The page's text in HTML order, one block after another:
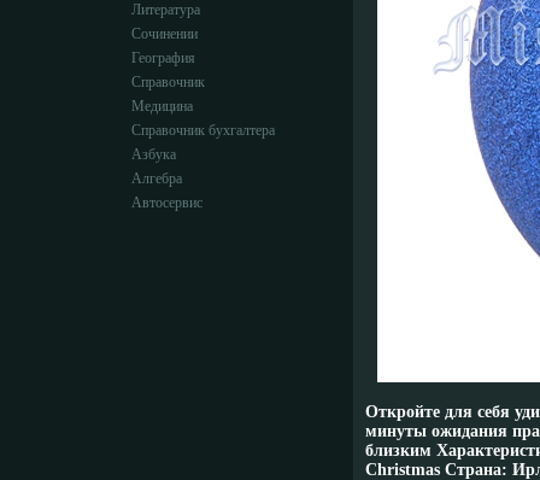
Литература
Сочинении
География
Справочник
Медицина
Справочник бухгалтера
Азбука
Алгебра
Автосервис
Откройте для себя
минуты ожидания
близким
Christmas Страна: